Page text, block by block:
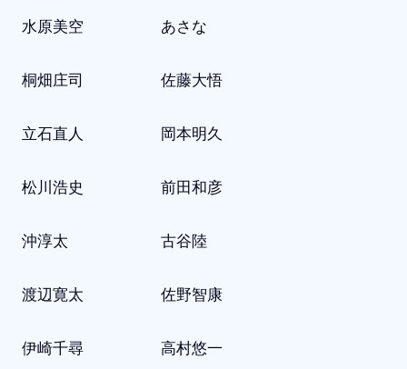
水原美空 あさな
桐畑庄司 佐藤大悟
立石直人 岡本明久
松川浩史 前田和彦
沖淳太 古谷陸
渡辺寛太 佐野智康
伊崎千尋 高村悠一